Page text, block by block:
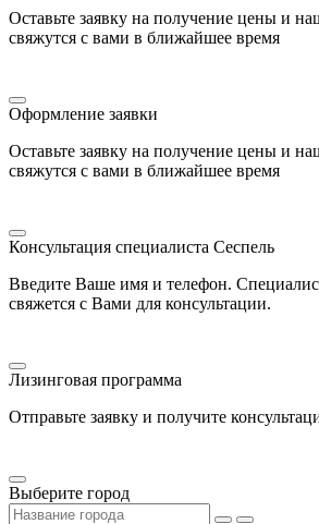
Оставьте заявку на получение цены и
свяжутся с вами в ближайшее время
Оформление заявки
Оставьте заявку на получение цены и
свяжутся с вами в ближайшее время
Консультация специалиста Сеспель
Введите Ваше имя и телефон.
свяжется с Вами для консультации.
Лизинговая программа
Отправьте заявку и получите
Выберите город